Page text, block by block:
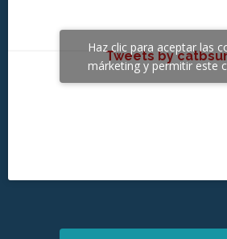
Tweets by
Haz clic para aceptar las
márketing y permitir este